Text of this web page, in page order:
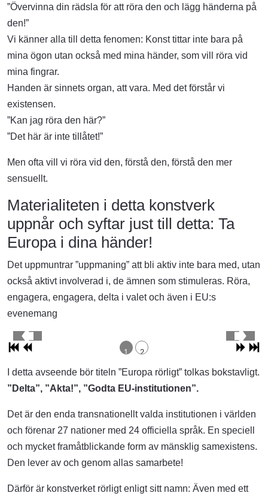
”Övervinna din rädsla för att röra den och lägg händerna på
den!”
Vi känner alla till detta fenomen: Konst tittar inte bara på
mina ögon utan också med mina händer, som vill röra vid
mina fingrar.
Handen är sinnets organ, att vara. Med det förstår vi
existensen.
”Kan jag röra den här?”
”Det här är inte tillåtet!”
Men ofta vill vi röra vid den, förstå den, förstå den mer
sensuellt.
Materialiteten i detta konstverk
uppnår och syftar just till detta: Ta
Europa i dina händer!
Det uppmuntrar ”uppmaning” att bli aktiv inte bara med, utan
också aktivt involverad i, de ämnen som stimuleras. Röra,
engagera, engagera, delta i valet och även i EU:s
evenemang
1 2
I detta avseende bör titeln ”Europa rörligt” tolkas bokstavligt.
”Delta”, ”Akta!”, ”Godta EU-institutionen”.
Det är den enda transnationellt valda institutionen i världen
och förenar 27 nationer med 24 officiella språk. En speciell
och mycket framåtblickande form av mänsklig samexistens.
Den lever av och genom allas samarbete!
Därför är konstverket rörligt enligt sitt namn: Även med ett